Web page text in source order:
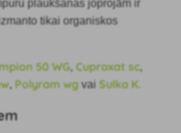
plaukšanas joprojām ir
tikai organiskos
50 WG,Cuproxat sc,
, Polyram wg vaiSulka K.